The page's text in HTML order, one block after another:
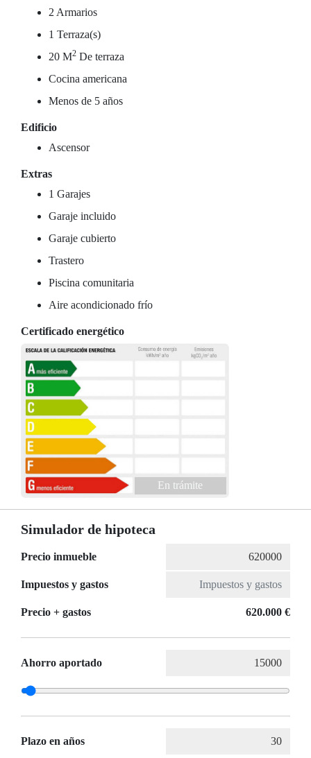
2 Armarios
1 Terraza(s)
20 M2 De terraza
Cocina americana
Menos de 5 años
Edificio
Ascensor
Extras
1 Garajes
Garaje incluido
Garaje cubierto
Trastero
Piscina comunitaria
Aire acondicionado frío
Certificado energético
En trámite
Simulador de hipoteca
Precio inmueble
Impuestos y gastos
Precio + gastos 620.000 €
Ahorro aportado
Plazo en años